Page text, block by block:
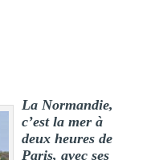
La Normandie,
c’est la mer à
deux heures de
Paris, avec ses